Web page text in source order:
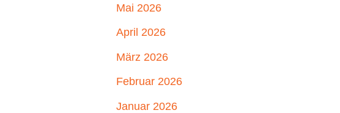
Mai 2026
April 2026
März 2026
Februar 2026
Januar 2026